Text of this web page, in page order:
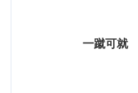
一蹴可就